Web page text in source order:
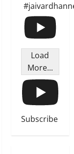
Load
More...
Subscribe